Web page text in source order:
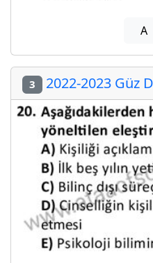
A
3 2022-2023 Güz